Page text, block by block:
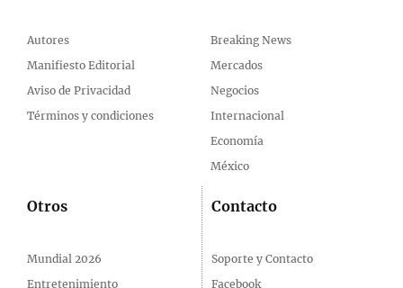
Autores
Manifiesto Editorial
Aviso de Privacidad
Términos y condiciones
Breaking News
Mercados
Negocios
Internacional
Economía
México
Otros
Mundial 2026
Entretenimiento
Contacto
Soporte y Contacto
Facebook